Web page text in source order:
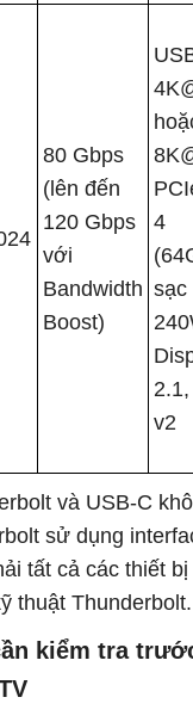
80 Gbps
(lên đến
120 Gbps
với
Bandwidth
Boost)
4
sạc
v2
và USB-C
sử dụng
tất cả các thiết
thuật Thunderbolt.
kiểm tra